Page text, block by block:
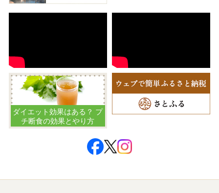
ダイエット効果はある？ プ
チ断食の効果とやり方